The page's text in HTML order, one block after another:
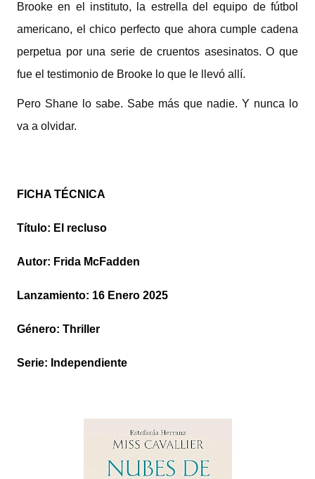
Brooke en el instituto, la estrella del equipo de fútbol
americano, el chico perfecto que ahora cumple cadena
perpetua por una serie de cruentos asesinatos. O que
fue el testimonio de Brooke lo que le llevó allí.
Pero Shane lo sabe. Sabe más que nadie. Y nunca lo
va a olvidar.
FICHA TÉCNICA
Título: El recluso
Autor: Frida McFadden
Lanzamiento: 16 Enero 2025
Género: Thriller
Serie: Independiente